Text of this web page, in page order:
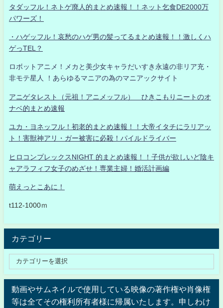
タダッフル！ネトゲ廃人的まとめ速報！！ネット乞食DE2000万
パワーズ！
・ハゲッフル！哀愁のハゲ男の髪ってるまとめ速報！！激しくハ
ゲっTEL？
ロボットアニメ！メカと美少女キャラだいすき永遠の非リア充・
非モテ星人 ！あらゆるマニアの為のマニアックサイト
アニゲタレスト（元祖！アニメッフル） ひきこもりニートのオ
ナベ的まとめ速報
ユカ・ヨネッフル！初老的まとめ速報！！大帝イタチにラリアッ
ト！害獣神アリ・ガー被害に必殺！パイルドライバー
ヒロコンプレックスNIGHT 的まとめ速報！！子供が欲しいど陰キ
ャアラフィフ女子のめざせ！専業主婦！婚活計画編
萌えっとこあに！
t112-1000ｍ
カテゴリー
動画やサムネイルで使用している映像の著作権や肖像権
等は全てその権利所有者様に帰属いたします。申しわけ